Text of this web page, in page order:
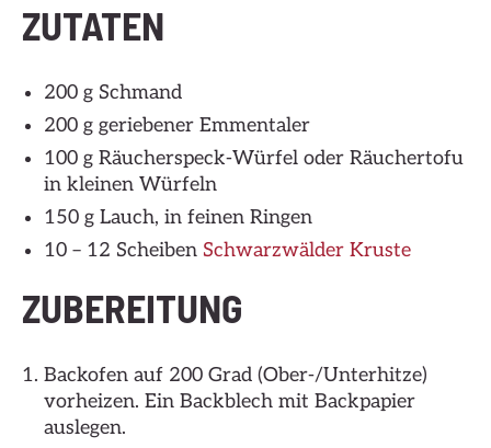
ZUTATEN
200 g Schmand
200 g geriebener Emmentaler
100 g Räucherspeck-Würfel oder Räuchertofu
in kleinen Würfeln
150 g Lauch, in feinen Ringen
10 – 12 Scheiben Schwarzwälder Kruste
ZUBEREITUNG
Backofen auf 200 Grad (Ober-/Unterhitze)
vorheizen. Ein Backblech mit Backpapier
auslegen.